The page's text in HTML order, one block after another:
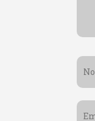
*